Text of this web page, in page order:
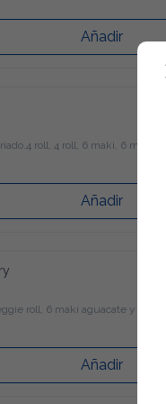
Añadir
roll, 4 roll, 6 maki, 6 maki y 4
Añadir
roll, 6 maki aguacate y 6 maki
Añadir